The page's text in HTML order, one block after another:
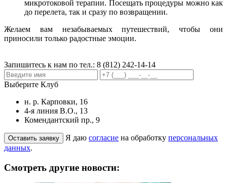
микротоковой терапии. Посещать процедуры можно как
до перелета, так и сразу по возвращении.
Желаем вам незабываемых путешествий, чтобы они
приносили только радостные эмоции.
Запишитесь к нам по тел.: 8 (812) 242-14-14
Выберите Клуб
н. р. Карповки, 16
4-я линия В.О., 13
Комендантский пр., 9
Я даю согласие на обработку персональных
данных.
Смотреть другие новости: